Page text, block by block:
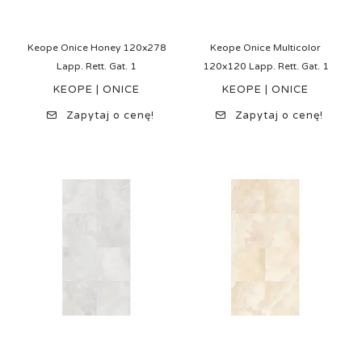
Keope Onice Honey 120x278
Lapp. Rett. Gat. 1
KEOPE | ONICE
Zapytaj o cenę!
Keope Onice Multicolor
120x120 Lapp. Rett. Gat. 1
KEOPE | ONICE
Zapytaj o cenę!